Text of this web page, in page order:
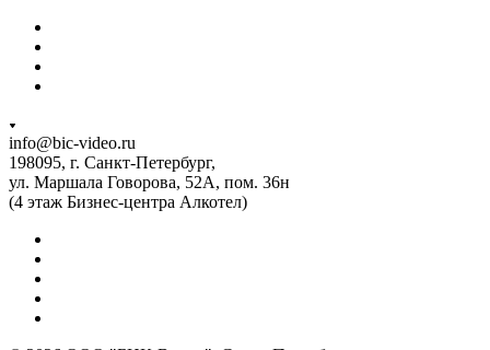
info@bic-video.ru
198095, г. Санкт-Петербург,
ул. Маршала Говорова, 52А, пом. 36н
(4 этаж Бизнес-центра Алкотел)